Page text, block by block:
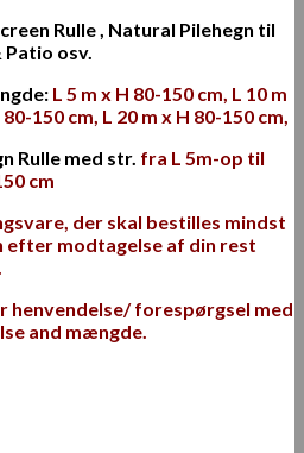
Rulle , Natural Pilehegn til
Patio osv.
L 5 m x H 80-150 cm, L 10 m
150 cm, L 20 m x H 80-150 cm,
Rulle med str. fra L 5m-op til
cm
der skal bestilles mindst
efter modtagelse af din rest
henvendelse/ forespørgsel med
and mængde.